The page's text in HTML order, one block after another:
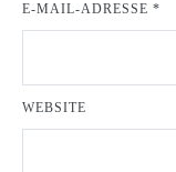
E-MAIL-ADRESSE *
WEBSITE